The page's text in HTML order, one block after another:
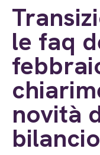
le faq
novità
bilancio